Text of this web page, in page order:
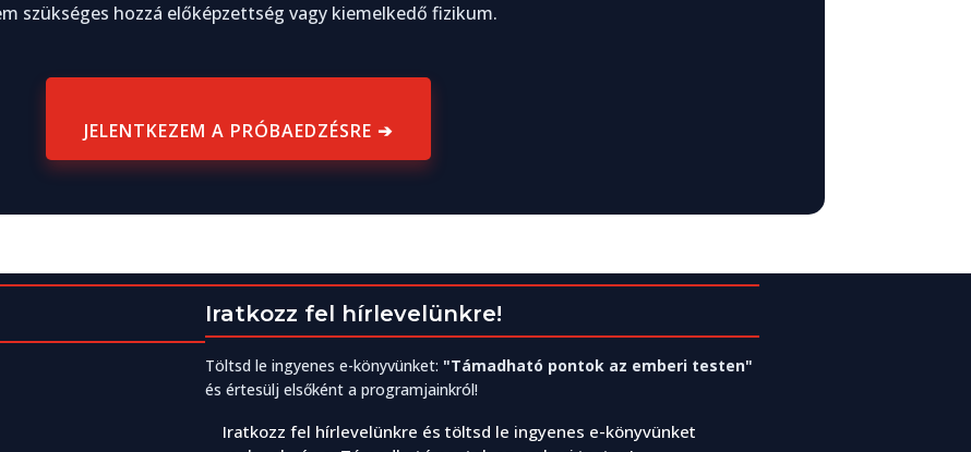
szükséges hozzá előképzettség vagy kiemelkedő fizikum.
JELENTKEZEM A PRÓBAEDZÉSRE ➔
Iratkozz fel hírlevelünkre!
Töltsd le ingyenes e-könyvünket: "Támadható pontok az emberi testen"
és értesülj elsőként a programjainkról!
Iratkozz fel hírlevelünkre és töltsd le ingyenes e-könyvünket